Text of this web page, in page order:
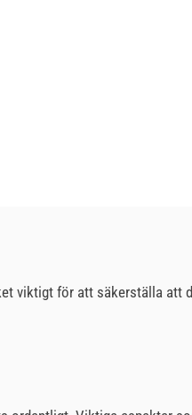
viktigt för att säkerställa